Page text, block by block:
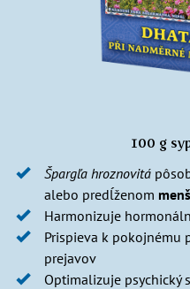
100 g
Špargľa hroznovitá
alebo predĺženom
Harmonizuje
Prispieva k pokojnému
prejavov
Optimalizuje psychický